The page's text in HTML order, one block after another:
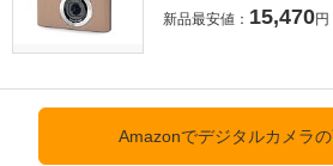
新品最安値： 15,470円
Amazonでデジタルカメラ